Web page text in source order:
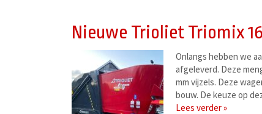
Nieuwe Trioliet Triomix
Onlangs hebben we
afgeleverd. Deze
mm vijzels. Deze
bouw. De keuze op
Lees verder »